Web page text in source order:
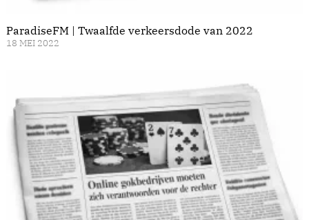
ParadiseFM | Twaalfde verkeersdode van 2022
18 MEI 2022